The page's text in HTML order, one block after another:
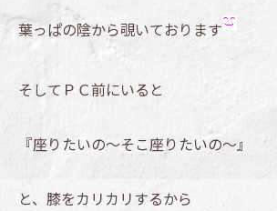
葉っぱの陰から覗いております
そしてＰＣ前にいると
『座りたいの～そこ座りたいの～』
と、膝をカリカリするから